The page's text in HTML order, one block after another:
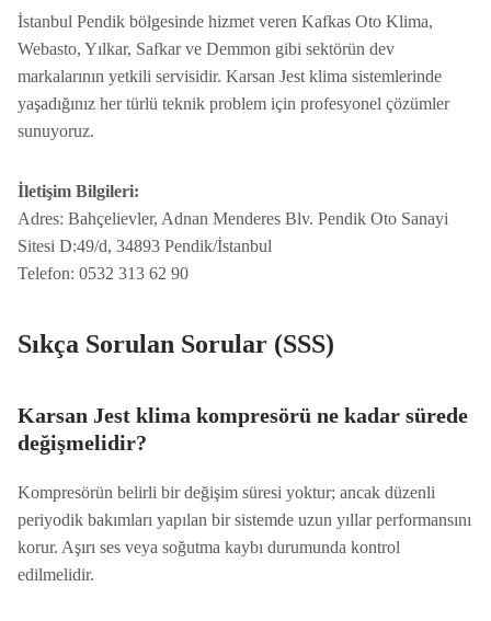
İstanbul Pendik bölgesinde hizmet veren Kafkas Oto Klima,
Webasto, Yılkar, Safkar ve Demmon gibi sektörün dev
markalarının yetkili servisidir. Karsan Jest klima sistemlerinde
yaşadığınız her türlü teknik problem için profesyonel çözümler
sunuyoruz.
İletişim Bilgileri:
Adres: Bahçelievler, Adnan Menderes Blv. Pendik Oto Sanayi
Sitesi D:49/d, 34893 Pendik/İstanbul
Telefon: 0532 313 62 90
Sıkça Sorulan Sorular (SSS)
Karsan Jest klima kompresörü ne kadar sürede
değişmelidir?
Kompresörün belirli bir değişim süresi yoktur; ancak düzenli
periyodik bakımları yapılan bir sistemde uzun yıllar performansını
korur. Aşırı ses veya soğutma kaybı durumunda kontrol
edilmelidir.